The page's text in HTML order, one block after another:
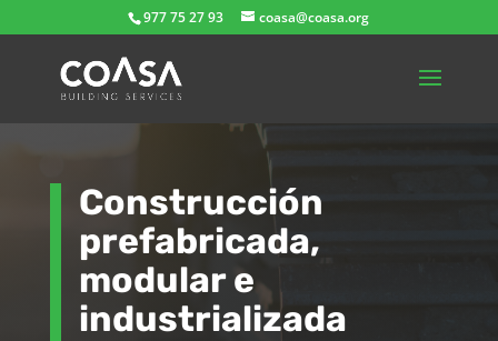
977 75 27 93 coasa@coasa.org
Construcción
prefabricada,
modular e
industrializada